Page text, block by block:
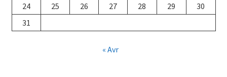
24
25 26 27 28 29
30
31
« Avr